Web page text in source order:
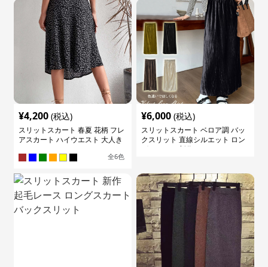
¥4,200 (税込)
スリットスカート 春夏 花柄 フレ
アスカート ハイウエスト 大人き
全6色
¥6,000 (税込)
スリットスカート ベロア調 バッ
クスリット 直線シルエット ロン
グスカート 新作